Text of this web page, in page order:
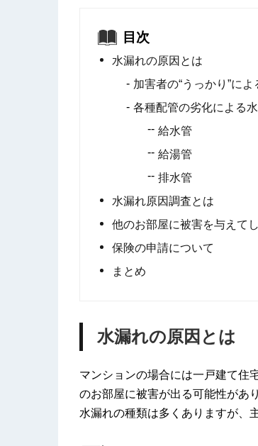
目次
水漏れの原因とは
加害者の“うっかり”に
各種配管の劣化による
給水管
給湯管
排水管
水漏れ原因調査とは
他のお部屋に被害を与えて
保険の申請について
まとめ
水漏れの原因とは
マンションの場合には一戸建て住
のお部屋に被害が出る可能性があ
水漏れの種類は多くありますが、